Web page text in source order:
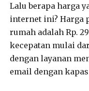
Lalu berapa harga
internet ini? Harga
rumah adalah Rp.
kecepatan mulai
dengan layanan
email dengan